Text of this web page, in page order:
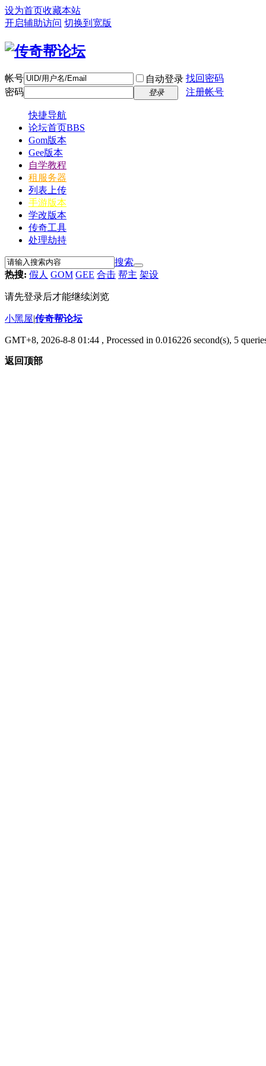
设为首页收藏本站
开启辅助访问 切换到宽版
帐号 自动登录 找回密码
密码
登录 注册帐号
快捷导航
论坛首页BBS
Gom版本
Gee版本
自学教程
租服务器
列表上传
手游版本
学改版本
传奇工具
处理劫持
搜索
热搜: 假人 GOM GEE 合击 帮主 架设
请先登录后才能继续浏览
小黑屋|传奇帮论坛
GMT+8, 2026-8-8 01:44 , Processed in 0.016226 second(s), 5
返回顶部